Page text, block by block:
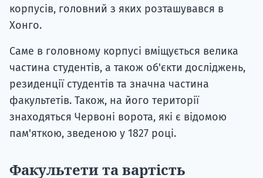
корпусів, головний з яких розташувався в
Хонго.
Саме в головному корпусі вміщується велика
частина студентів, а також об'єкти досліджень,
резиденції студентів та значна частина
факультетів. Також, на його території
знаходяться Червоні ворота, які є відомою
пам'яткою, зведеною у 1827 році.
Факультети та вартість